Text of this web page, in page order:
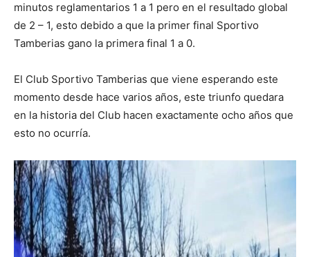
minutos reglamentarios 1 a 1 pero en el resultado global
de 2 – 1, esto debido a que la primer final Sportivo
Tamberias gano la primera final 1 a 0.
El Club Sportivo Tamberias que viene esperando este
momento desde hace varios años, este triunfo quedara
en la historia del Club hacen exactamente ocho años que
esto no ocurría.